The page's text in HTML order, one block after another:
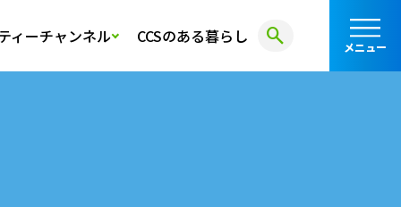
ィーチャンネル CCSのある暮らし search メニュー